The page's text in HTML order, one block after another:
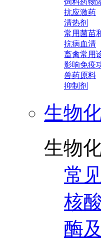
饲料药物
抗应激药
清热剂
常用菌苗
抗病血清
畜禽常用
影响免疫
兽药原料
抑制剂
生物
生物
常
核
酶